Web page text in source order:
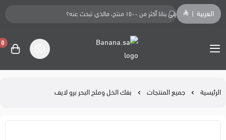
العربية
Banana.sa
0
الرئيسية جميع المنتجات بفك الخل وملح البحر برو لايف